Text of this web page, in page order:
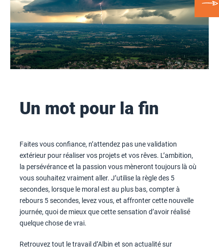
Un mot pour la fin
Faites vous confiance, n’attendez pas une validation
extérieur pour réaliser vos projets et vos rêves. L’ambition,
la persévérance et la passion vous mèneront toujours là où
vous souhaitez vraiment aller. J’utilise la règle des 5
secondes, lorsque le moral est au plus bas, compter à
rebours 5 secondes, levez vous, et affronter cette nouvelle
journée, quoi de mieux que cette sensation d’avoir réalisé
quelque chose de vrai.
Retrouvez tout le travail d’Albin et son actualité sur